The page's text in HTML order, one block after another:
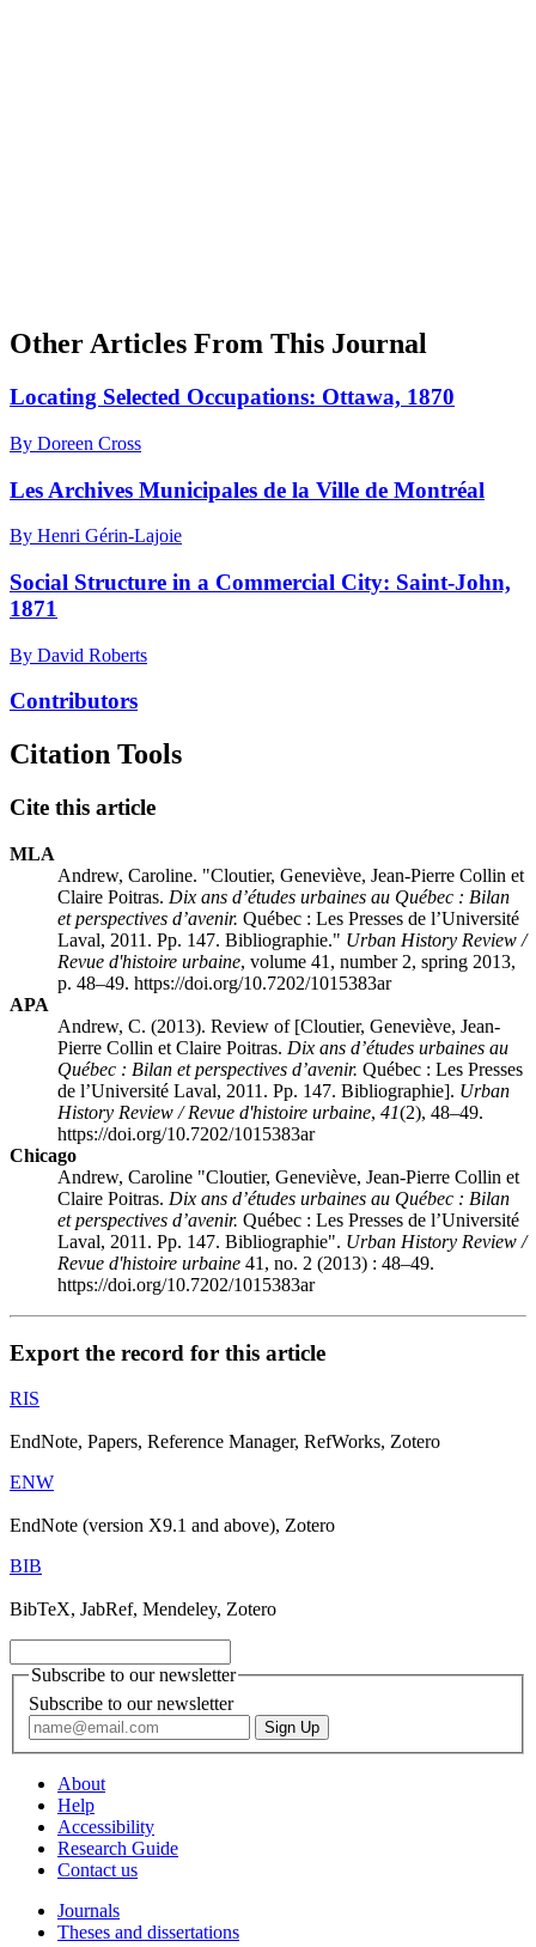
Other Articles From This Journal
Locating Selected Occupations: Ottawa, 1870
By Doreen Cross
Les Archives Municipales de la Ville de Montréal
By Henri Gérin-Lajoie
Social Structure in a Commercial City: Saint-John,
1871
By David Roberts
Contributors
Citation Tools
Cite this article
MLA
Andrew, Caroline. "Cloutier, Geneviève, Jean-Pierre Collin et
Claire Poitras. Dix ans d’études urbaines au Québec : Bilan
et perspectives d’avenir. Québec : Les Presses de l’Université
Laval, 2011. Pp. 147. Bibliographie." Urban History Review /
Revue d'histoire urbaine, volume 41, number 2, spring 2013,
p. 48–49. https://doi.org/10.7202/1015383ar
APA
Andrew, C. (2013). Review of [Cloutier, Geneviève, Jean-
Pierre Collin et Claire Poitras. Dix ans d’études urbaines au
Québec : Bilan et perspectives d’avenir. Québec : Les Presses
de l’Université Laval, 2011. Pp. 147. Bibliographie]. Urban
History Review / Revue d'histoire urbaine, 41(2), 48–49.
https://doi.org/10.7202/1015383ar
Chicago
Andrew, Caroline "Cloutier, Geneviève, Jean-Pierre Collin et
Claire Poitras. Dix ans d’études urbaines au Québec : Bilan
et perspectives d’avenir. Québec : Les Presses de l’Université
Laval, 2011. Pp. 147. Bibliographie". Urban History Review /
Revue d'histoire urbaine 41, no. 2 (2013) : 48–49.
https://doi.org/10.7202/1015383ar
Export the record for this article
RIS
EndNote, Papers, Reference Manager, RefWorks, Zotero
ENW
EndNote (version X9.1 and above), Zotero
BIB
BibTeX, JabRef, Mendeley, Zotero
Subscribe to our newsletter
Subscribe to our newsletter
About
Help
Accessibility
Research Guide
Contact us
Journals
Theses and dissertations